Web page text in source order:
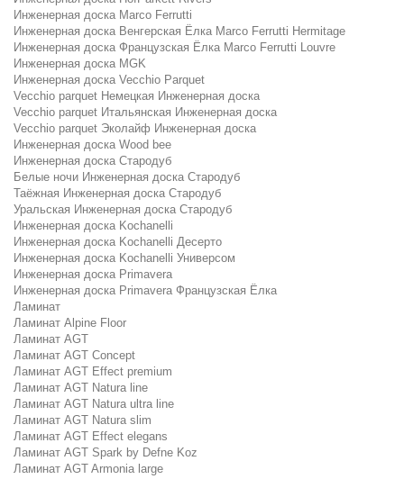
Инженерная доска Marco Ferrutti
Инженерная доска Венгерская Ёлка Marco Ferrutti Hermitage
Инженерная доска Французская Ёлка Marco Ferrutti Louvre
Инженерная доска MGK
Инженерная доска Vecchio Parquet
Vecchio parquet Немецкая Инженерная доска
Vecchio parquet Итальянская Инженерная доска
Vecchio parquet Эколайф Инженерная доска
Инженерная доска Wood bee
Инженерная доска Стародуб
Белые ночи Инженерная доска Стародуб
Таёжная Инженерная доска Стародуб
Уральская Инженерная доска Стародуб
Инженерная доска Kochanelli
Инженерная доска Kochanelli Десерто
Инженерная доска Kochanelli Универсом
Инженерная доска Primavera
Инженерная доска Primavera Французская Ёлка
Ламинат
Ламинат Alpine Floor
Ламинат AGT
Ламинат AGT Concept
Ламинат AGT Effect premium
Ламинат AGT Natura line
Ламинат AGT Natura ultra line
Ламинат AGT Natura slim
Ламинат AGT Effect elegans
Ламинат AGT Spark by Defne Koz
Ламинат AGT Armonia large